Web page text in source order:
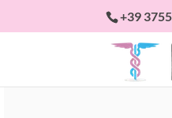
+39